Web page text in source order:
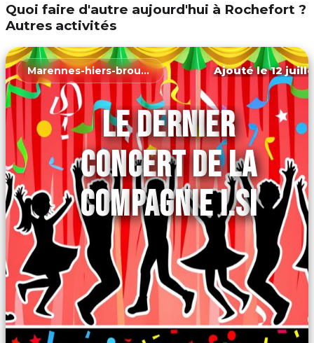
Quoi faire d'autre aujourd'hui à Rochefort ?
Autres activités
Marennes-hiers-brouage Ajouté le 12
LE DERNIER
CONCERT DE LA
COMPAGNIE I.SI